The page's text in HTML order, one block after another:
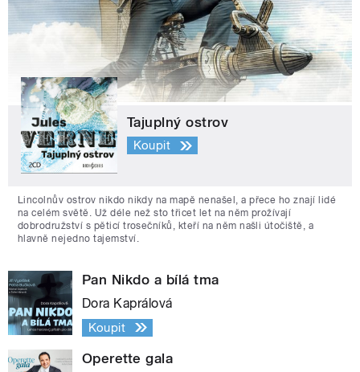
Tajuplný ostrov
Koupit
Lincolnův ostrov nikdo nikdy na mapě nenašel, a přece ho znají lidé
na celém světě. Už déle než sto třicet let na něm prožívají
dobrodružství s pěticí trosečníků, kteří na něm našli útočiště, a
hlavně nejedno tajemství.
Pan Nikdo a bílá tma
Dora Kaprálová
Koupit
Operette gala